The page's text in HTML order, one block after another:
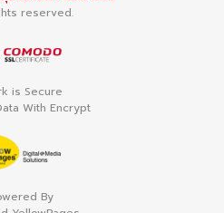
reserved.
is Secure
With Encrypt
By